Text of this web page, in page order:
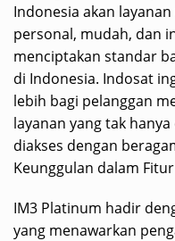
Indonesia akan
personal, mudah, dan
menciptakan standar
di Indonesia. Indosat
lebih bagi pelanggan
layanan yang tak
diakses dengan
Keunggulan dalam
IM3 Platinum hadir
yang menawarkan